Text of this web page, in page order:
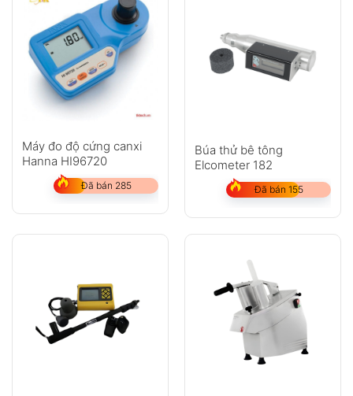
Máy đo độ cứng canxi
Hanna HI96720
Đã bán 285
Búa thử bê tông
Elcometer 182
Đã bán 155